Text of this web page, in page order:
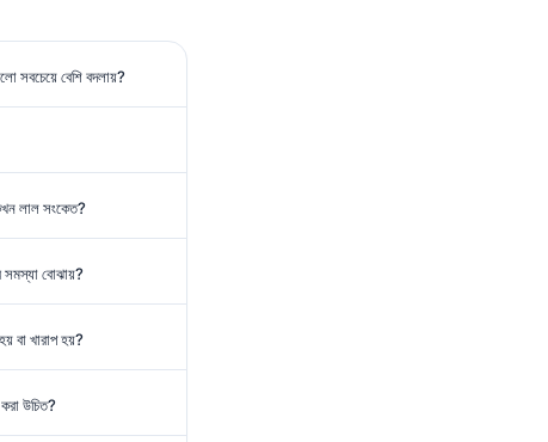
সবচেয়ে বেশি বদলায়?
লাল সংকেত?
সমস্যা বোঝায়?
বা খারাপ হয়?
উচিত?